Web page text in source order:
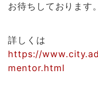
お待ちしております。
詳しくは
https://
mentor.html